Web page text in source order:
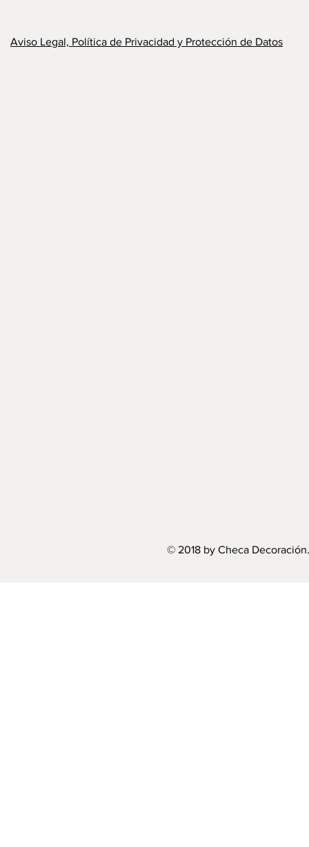
Aviso Legal, Política de Privacidad y Protección de Datos
© 2018 by Checa